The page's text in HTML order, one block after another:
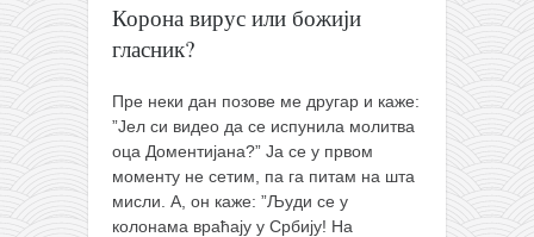
забрањена историја
ћирилица
породичне приче
прота Воја
уместо твитера
календар српски
Корона вирус или божији
гласник?
Пре неки дан позове ме другар и каже:
”Јел си видео да се испунила молитва
оца Доментијана?” Ја се у првом
моменту не сетим, па га питам на шта
мисли. А, он каже: ”Људи се у
колонама враћају у Србију! На